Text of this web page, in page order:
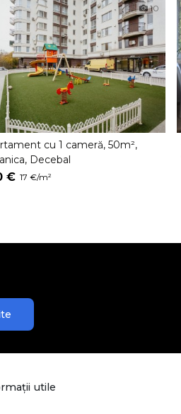
10
cu 1 cameră, 50m²,
Decebal
€ 17 €/m²
utile